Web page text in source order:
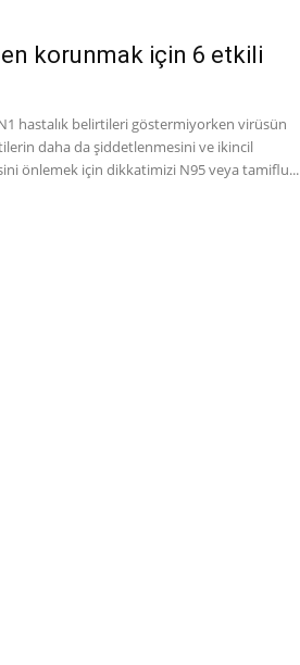
korunmak için 6 etkili
hastalık belirtileri göstermiyorken virüsün
daha da şiddetlenmesini ve ikincil
önlemek için dikkatimizi N95 veya tamiflu...